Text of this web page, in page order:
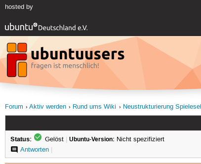
hosted by
Forum
Aktiv werden Rund ums Wiki Neustrukturierung
Status: Gelöst | Ubuntu-Version: Nicht spezifiziert
Antworten|